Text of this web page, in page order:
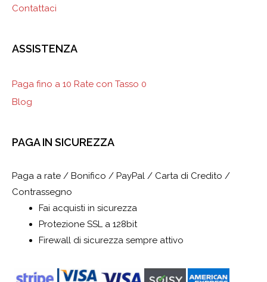
Contattaci
ASSISTENZA
Paga fino a 10 Rate con Tasso 0
Blog
PAGA IN SICUREZZA
Paga a rate / Bonifico / PayPal / Carta di Credito /
Contrassegno
Fai acquisti in sicurezza
Protezione SSL a 128bit
Firewall di sicurezza sempre attivo